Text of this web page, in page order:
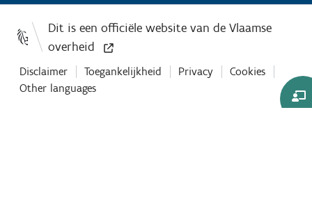
Disclaimer Toegankelijkheid Privacy
Cookies
Other languages
Co-